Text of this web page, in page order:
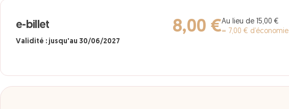
e-billet
Validité : jusqu'au 30/06/2027
8,00 €Au lieu de 15,00 €
= 7,00 € d’économie